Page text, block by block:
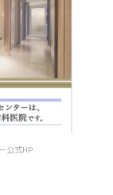
公式HP